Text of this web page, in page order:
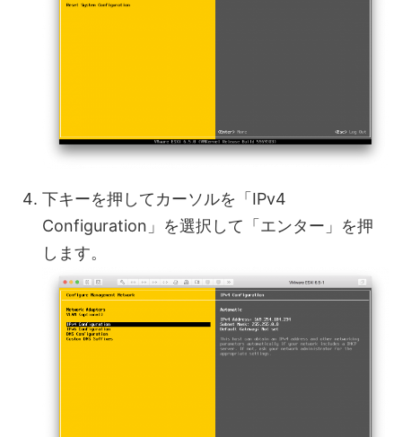
下キーを押してカーソルを「IPv4
Configuration」を選択して「エンター」を押
します。